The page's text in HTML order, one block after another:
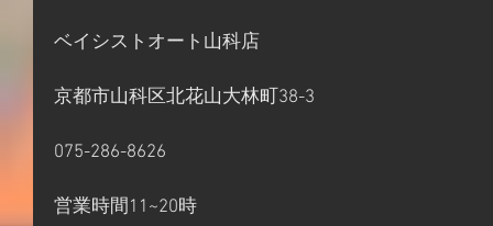
ベイシストオート山科店
京都市山科区北花山大林町38-3
075-286-8626
営業時間11~20時